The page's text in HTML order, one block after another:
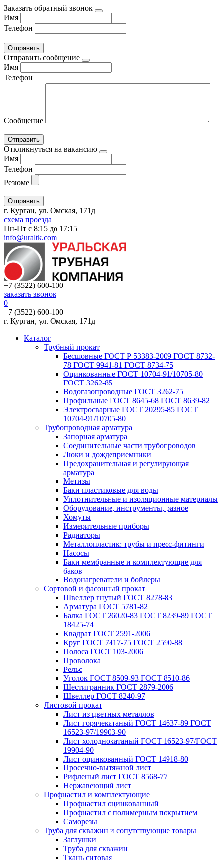
Заказать обратный звонок
Имя
Телефон
Отправить сообщение
Имя
Телефон
Сообщение
Откликнуться на вакансию
Имя
Телефон
Резюме
г. Курган, ул. Омская, 171д
схема проезда
Пн-Пт с 8:15 до 17:15
info@uraltk.com
+7 (3522) 600-100
заказать звонок
0
+7 (3522) 600-100
г. Курган, ул. Омская, 171д
Каталог
Трубный прокат
Беcшовные ГОСТ Р 53383-2009 ГОСТ 8732-
78 ГОСТ 9941-81 ГОСТ 8734-75
Оцинкованные ГОСТ 10704-91/10705-80
ГОСТ 3262-85
Водогазопроводные ГОСТ 3262-75
Профильные ГОСТ 8645-68 ГОСТ 8639-82
Электросварные ГОСТ 20295-85 ГОСТ
10704-91/10705-80
Трубопроводная арматура
Запорная арматура
Соединительные части трубопроводов
Люки и дождеприемники
Предохранительная и регулирующая
арматура
Метизы
Баки пластиковые для воды
Уплотнительные и изоляционные материалы
Оборудование, инструменты, разное
Хомуты
Измерительные приборы
Радиаторы
Металлопластик: трубы и пресс-фитинги
Насосы
Баки мембранные и комплектующие для
баков
Водонагреватели и бойлеры
Сортовой и фасонный прокат
Швеллер гнутый ГОСТ 8278-83
Арматура ГОСТ 5781-82
Балка ГОСТ 26020-83 ГОСТ 8239-89 ГОСТ
18425-74
Квадрат ГОСТ 2591-2006
Круг ГОСТ 7417-75 ГОСТ 2590-88
Полоса ГОСТ 103-2006
Проволока
Рельс
Уголок ГОСТ 8509-93 ГОСТ 8510-86
Шестигранник ГОСТ 2879-2006
Швеллер ГОСТ 8240-97
Листовой прокат
Лист из цветных металлов
Лист горячекатаный ГОСТ 14637-89 ГОСТ
16523-97/19903-90
Лист холоднокатаный ГОСТ 16523-97/ГОСТ
19904-90
Лист оцинкованный ГОСТ 14918-80
Просечно-вытяжной лист
Рифленый лист ГОСТ 8568-77
Нержавеющий лист
Профнастил и комплектующие
Профнастил оцинкованный
Профнастил с полимерным покрытием
Саморезы
Труба для скважин и сопутствующие товары
Заглушки
Труба для скважин
Ткань ситовая